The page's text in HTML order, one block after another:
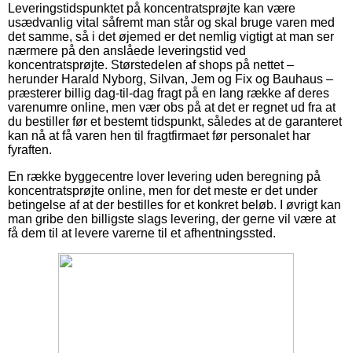
Leveringstidspunktet på koncentratsprøjte kan være
usædvanlig vital såfremt man står og skal bruge varen med
det samme, så i det øjemed er det nemlig vigtigt at man ser
nærmere på den anslåede leveringstid ved
koncentratsprøjte. Størstedelen af shops på nettet –
herunder Harald Nyborg, Silvan, Jem og Fix og Bauhaus –
præsterer billig dag-til-dag fragt på en lang række af deres
varenumre online, men vær obs på at det er regnet ud fra at
du bestiller før et bestemt tidspunkt, således at de garanteret
kan nå at få varen hen til fragtfirmaet før personalet har
fyraften.
En række byggecentre lover levering uden beregning på
koncentratsprøjte online, men for det meste er det under
betingelse af at der bestilles for et konkret beløb. I øvrigt kan
man gribe den billigste slags levering, der gerne vil være at
få dem til at levere varerne til et afhentningssted.